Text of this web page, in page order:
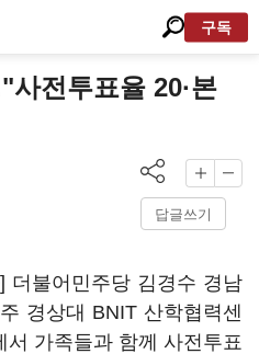
구독
전투표율 20·본
답글쓰기
더불어민주당 김경수 경남
경상대 BNIT 산학협력센
가족들과 함께 사전투표